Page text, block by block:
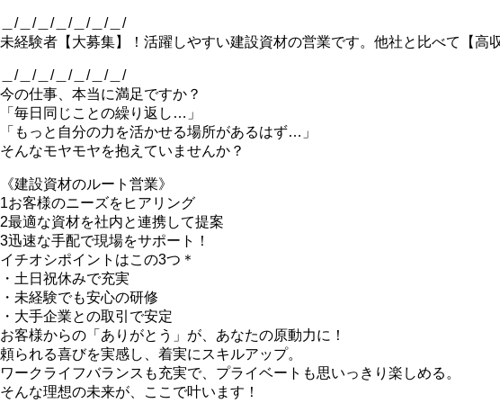
＿/＿/＿/＿/＿/＿/＿/
未経験者【大募集】！活躍しやすい建設資材の営業です。他社と比べて【
＿/＿/＿/＿/＿/＿/＿/
今の仕事、本当に満足ですか？
「毎日同じことの繰り返し…」
「もっと自分の力を活かせる場所があるはず…」
そんなモヤモヤを抱えていませんか？
《建設資材のルート営業》
1お客様のニーズをヒアリング
2最適な資材を社内と連携して提案
3迅速な手配で現場をサポート！
イチオシポイントはこの3つ＊
・土日祝休みで充実
・未経験でも安心の研修
・大手企業との取引で安定
お客様からの「ありがとう」が、あなたの原動力に！
頼られる喜びを実感し、着実にスキルアップ。
ワークライフバランスも充実で、プライベートも思いっきり楽しめる。
そんな理想の未来が、ここで叶います！